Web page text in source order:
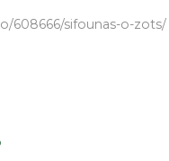
608666/sifounas-o-zots/